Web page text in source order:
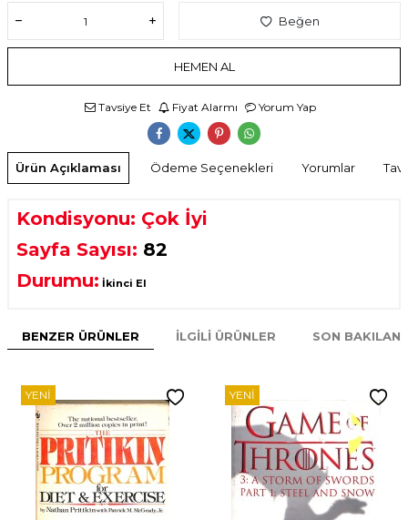
Beğen
HEMEN AL
Tavsiye Et Fiyat Alarmı Yorum Yap
Ürün Açıklaması Ödeme Seçenekleri Yorumlar
Kondisyonu: Çok İyi
Sayfa Sayısı: 82
Durumu: İkinci El
BENZER ÜRÜNLER İLGILI ÜRÜNLER SON
YENI YENI